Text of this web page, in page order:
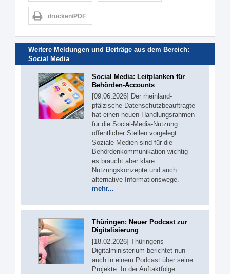
drucken/PDF
Weitere Meldungen und Beiträge aus dem Bereich:
Social Media
Social Media: Leitplanken für
Behörden-Accounts
[09.06.2026] Der rheinland-
pfälzische Datenschutzbeauftragte
hat einen neuen Handlungsrahmen
für die Social-Media-Nutzung
öffentlicher Stellen vorgelegt.
Soziale Medien sind für die
Behördenkommunikation wichtig –
es braucht aber klare
Nutzungskonzepte und auch
alternative Informationswege.
mehr...
Thüringen: Neuer Podcast zur
Digitalisierung
[18.02.2026] Thüringens
Digitalministerium berichtet nun
auch in einem Podcast über seine
Projekte. In der Auftaktfolge